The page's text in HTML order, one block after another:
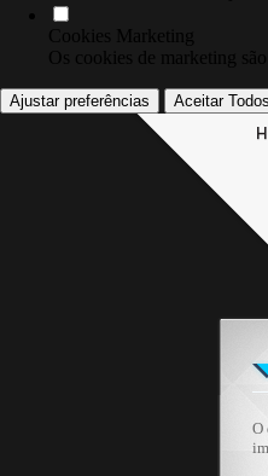
Cookies Marketing
Os cookies de marketing
Ajustar preferências Aceitar Todos
O